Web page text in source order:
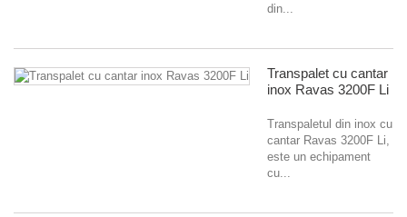
din...
Transpalet cu cantar
inox Ravas 3200F Li
Transpaletul din inox cu
cantar Ravas 3200F Li,
este un echipament
cu...